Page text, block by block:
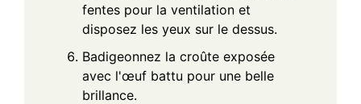
fentes pour la ventilation et
disposez les yeux sur le dessus.
Badigeonnez la croûte exposée
avec l'œuf battu pour une belle
brillance.